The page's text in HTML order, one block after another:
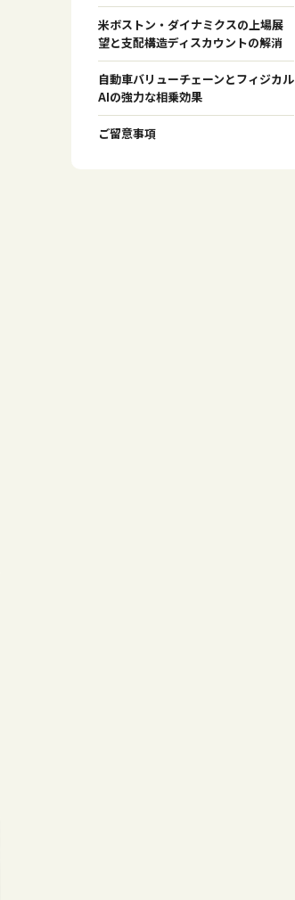
米ボストン・ダイナミクスの上場展
望と支配構造ディスカウントの解消
自動車バリューチェーンとフィジカル
AIの強力な相乗効果
ご留意事項